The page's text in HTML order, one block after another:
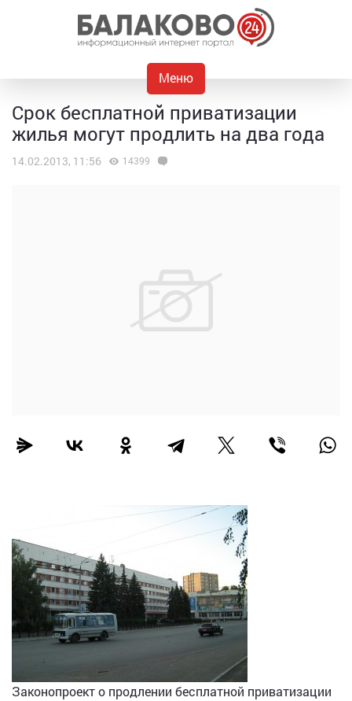
Меню
Срок бесплатной приватизации
жилья могут продлить на два года
14.02.2013, 11:56 14399
Законопроект о продлении бесплатной приватизации